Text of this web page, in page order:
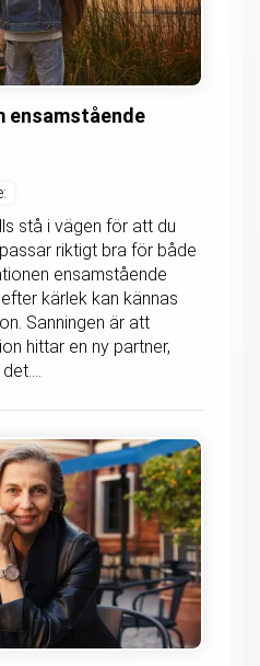
ensamstående
stå i vägen för att du
riktigt bra för både
ensamstående
kärlek kan kännas
Sanningen är att
hittar en ny partner,